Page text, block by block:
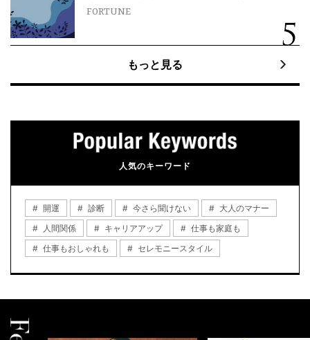
FORTUNE
もっと見る
人気のキーワード
開運 診断 今さら聞けない
大人のマナー
人間関係
キャリアアップ
仕事も家庭も
仕事もおしゃれも
セレモニースタイル